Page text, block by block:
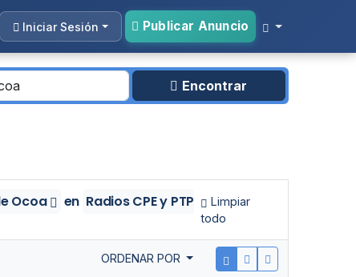
Iniciar Sesión Publicar Anuncio
Encontrar
Ocoa en Radios CPE y PTP
Limpiar
todo
ORDENAR POR